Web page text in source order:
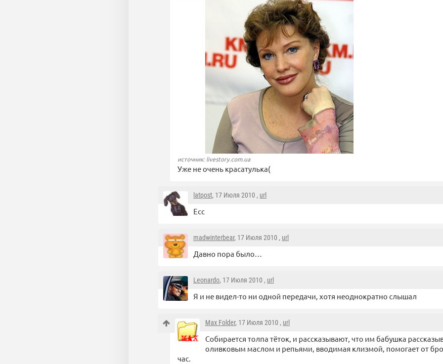
источник: livestory.com.ua
Уже не очень красатулька(
latpost, 17 Июля 2010 , url
Есс
madwinterbear, 17 Июля 2010 , url
Давно пора было…
Leonardo, 17 Июля 2010 , url
Я и не видел-то ни одной передачи, хотя неоднократно слышал
Max Folder, 17 Июля 2010 , url
Собирается толпа тёток, и рассказывают, что им бабушка
оливковым маслом и репьями, вводимая клизмой, помогает от
час.